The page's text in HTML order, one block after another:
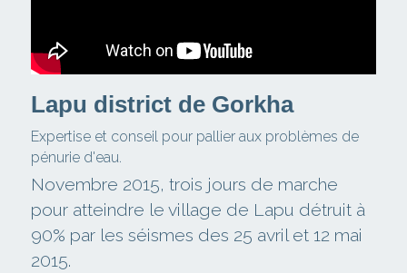
Lapu district de Gorkha
Expertise et conseil pour pallier aux problèmes de
pénurie d'eau.
Novembre 2015, trois jours de marche
pour atteindre le village de Lapu détruit à
90% par les séismes des 25 avril et 12 mai
2015.